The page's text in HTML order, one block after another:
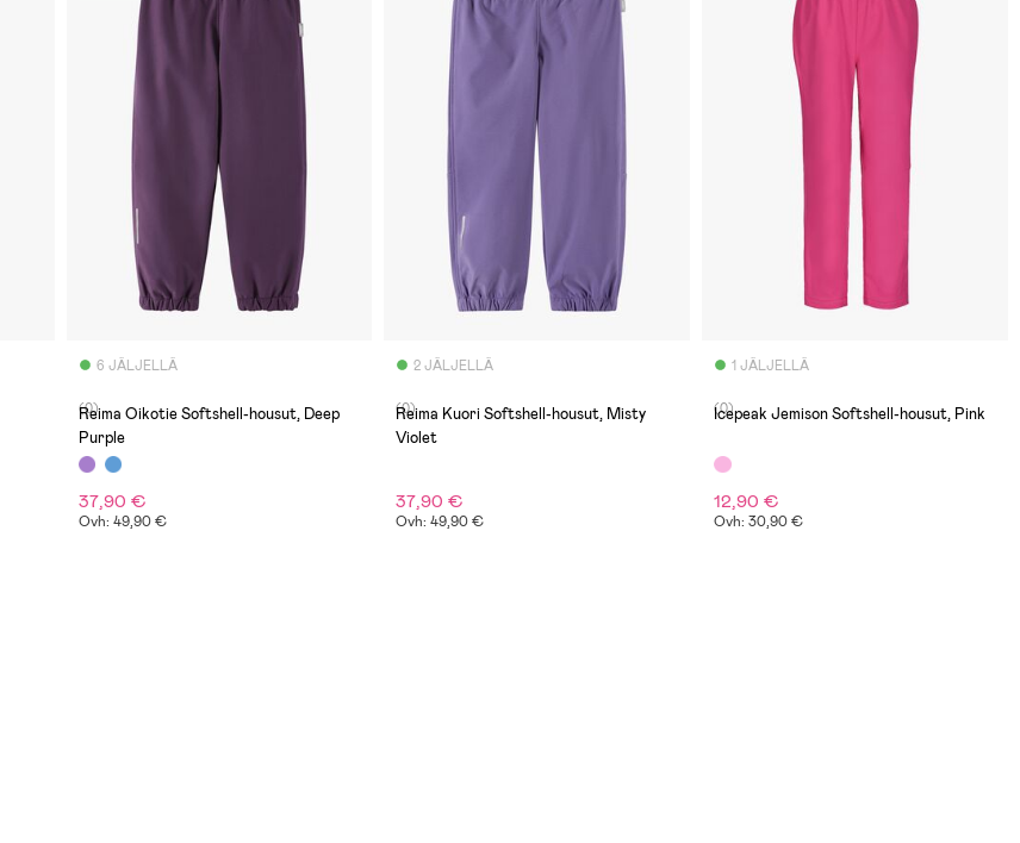
6 JÄLJELLÄ
(0)
Reima Oikotie Softshell-housut, Deep
Purple
37,90 €
Ovh: 49,90 €
2 JÄLJELLÄ
(0)
Reima Kuori Softshell-housut, Misty
Violet
37,90 €
Ovh: 49,90 €
1 JÄLJELLÄ
(0)
Icepeak Jemison Softshell-housut, Pink
12,90 €
Ovh: 30,90 €